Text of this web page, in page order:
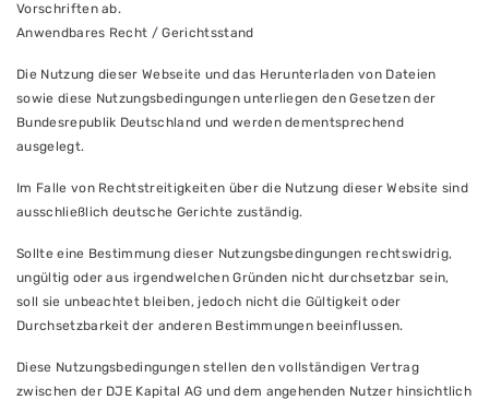
Vorschriften ab.
Anwendbares Recht / Gerichtsstand
Die Nutzung dieser Webseite und das Herunterladen von Dateien
sowie diese Nutzungsbedingungen unterliegen den Gesetzen der
Bundesrepublik Deutschland und werden dementsprechend
ausgelegt.
Im Falle von Rechtstreitigkeiten über die Nutzung dieser Website sind
ausschließlich deutsche Gerichte zuständig.
Sollte eine Bestimmung dieser Nutzungsbedingungen rechtswidrig,
ungültig oder aus irgendwelchen Gründen nicht durchsetzbar sein,
soll sie unbeachtet bleiben, jedoch nicht die Gültigkeit oder
Durchsetzbarkeit der anderen Bestimmungen beeinflussen.
Diese Nutzungsbedingungen stellen den vollständigen Vertrag
zwischen der DJE Kapital AG und dem angehenden Nutzer hinsichtlich